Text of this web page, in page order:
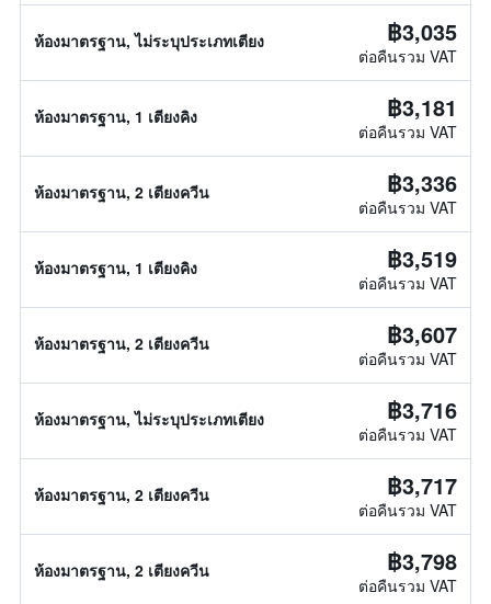
ห้องมาตรฐาน, ไม่ระบุประเภทเตียง ฿3,035
ต่อคืนรวม VAT
ห้องมาตรฐาน, 1 เตียงคิง ฿3,181
ต่อคืนรวม VAT
ห้องมาตรฐาน, 2 เตียงควีน ฿3,336
ต่อคืนรวม VAT
ห้องมาตรฐาน, 1 เตียงคิง ฿3,519
ต่อคืนรวม VAT
ห้องมาตรฐาน, 2 เตียงควีน ฿3,607
ต่อคืนรวม VAT
ห้องมาตรฐาน, ไม่ระบุประเภทเตียง ฿3,716
ต่อคืนรวม VAT
ห้องมาตรฐาน, 2 เตียงควีน ฿3,717
ต่อคืนรวม VAT
ห้องมาตรฐาน, 2 เตียงควีน ฿3,798
ต่อคืนรวม VAT